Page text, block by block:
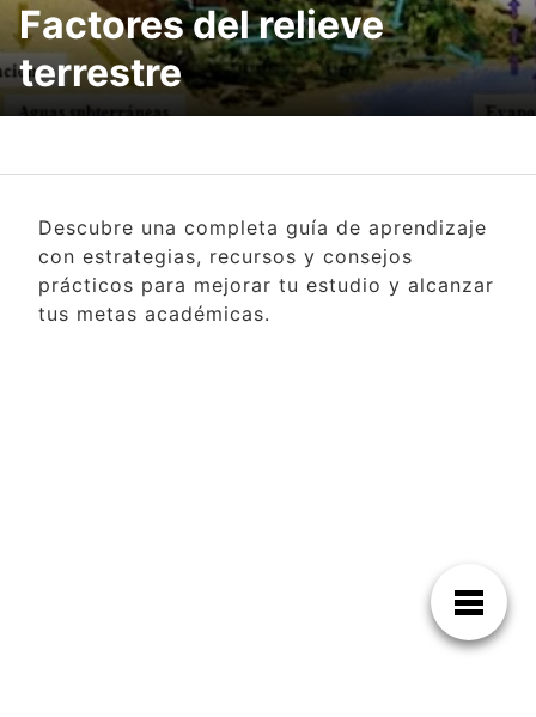
Factores del relieve
terrestre
Descubre una completa guía de aprendizaje
con estrategias, recursos y consejos
prácticos para mejorar tu estudio y alcanzar
tus metas académicas.